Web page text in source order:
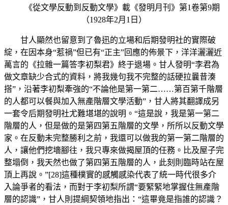
《從文學反動到反動文學》載《發明月刊》第1卷第9期
（1928年2月1日）
甘人顯然也留意到了魯迅的立場和后期發明社的實際破
綻，在因本身“惹禍”但已有“正主”回應的佈景下，洋洋灑灑近
萬言的《拉雜一篇答李初梨君》終于退場。甘人發明“李君為
做文章缺少合式的資料，將我幾句我不完整的話硬拉曩昔湊
搭”，沿著李初梨牽強的“不論他是第一第二……第百第千階層
的人都可以餐與加入無產階層文學活動”，甘人將其翻譯成另
一套令后期發明社尤難堪堪的說明。“這是說，我是第一第二
階層的人，但是做的是第四第五階層的文學，所所以反動文學
家。在反動未完整勝利之前，我還可以做我的第一第二階層的
人，讓他們挖墻腳往，我只專來做揭屋頂的任務。比及屋子完
整塌倒，我天然也做了第四第五階層的人，此刻則臨時站在屋
頂上再說。”[28]這種樸實的感觸感染代表了統一時代很多介
入論爭者的看法，而對于李初梨所謂“要緊緊地掌握住無產階
層的認識”，甘人則提綱契領地指出：“這畢竟是指誰的認識？